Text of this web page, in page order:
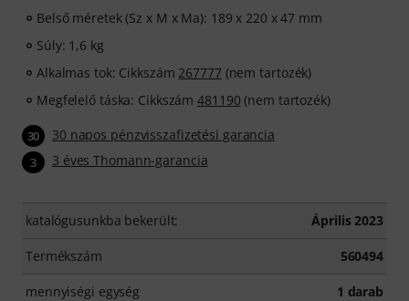
Belső méretek (Sz x M x Ma): 189 x 220 x 47 mm
Súly: 1,6 kg
Alkalmas tok: Cikkszám 267777 (nem tartozék)
Megfelelő táska: Cikkszám481190 (nem tartozék)
30 30 napos pénzvisszafizetési garancia
3 3 éves Thomann-garancia
katalógusunkba bekerült: Április 2023
Termékszám 560494
mennyiségi egység 1 darab